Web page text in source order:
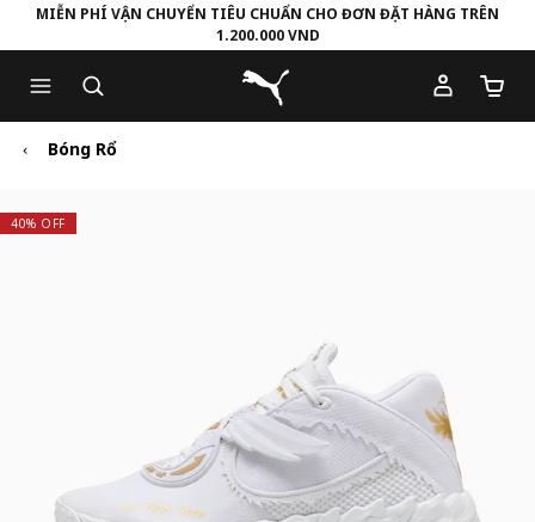
to
Main
content
to
Footer
Content
MIỄN PHÍ VẬN CHUYỂN TIÊU CHUẨN CHO ĐƠN ĐẶT HÀNG TRÊN
1.200.000 VND
Puma Trang chủ
Số
Bóng Rổ
40% OFF